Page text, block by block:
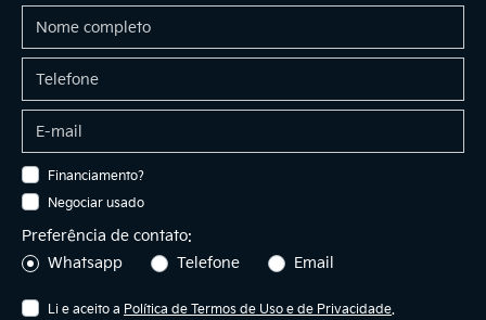
Financiamento?
Negociar usado
Preferência de contato:
Whatsapp
Telefone Email
Li e aceito a Política de Termos de Uso e de Privacidade.